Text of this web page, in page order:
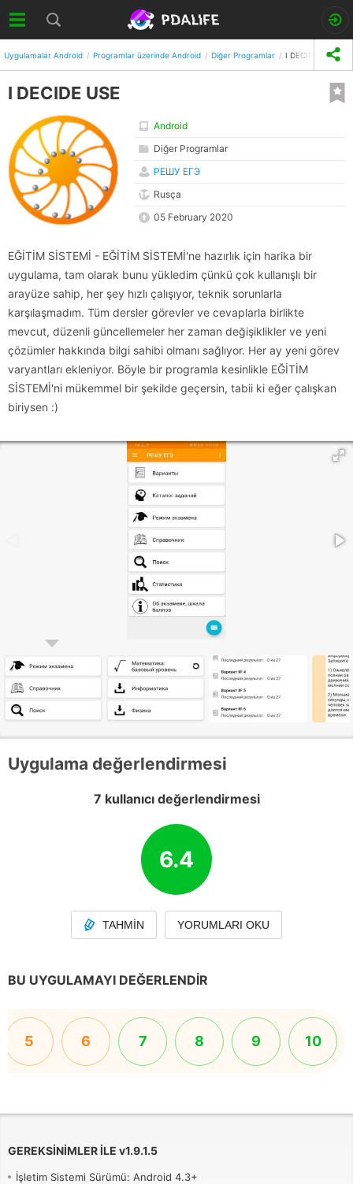
Uygulamalar Android Programlar üzerinde Android Diğer Programlar I DECIDE USE
I DECIDE USE
Android
Diğer Programlar
РЕШУ ЕГЭ
Rusça
05 February 2020
EĞİTİM SİSTEMİ - EĞİTİM SİSTEMİ'ne hazırlık için harika bir
uygulama, tam olarak bunu yükledim çünkü çok kullanışlı bir
arayüze sahip, her şey hızlı çalışıyor, teknik sorunlarla
karşılaşmadım. Tüm dersler görevler ve cevaplarla birlikte
mevcut, düzenli güncellemeler her zaman değişiklikler ve yeni
çözümler hakkında bilgi sahibi olmanı sağlıyor. Her ay yeni görev
varyantları ekleniyor. Böyle bir programla kesinlikle EĞİTİM
SİSTEMİ'ni mükemmel bir şekilde geçersin, tabii ki eğer çalışkan
biriysen :)
Uygulama değerlendirmesi
7 kullanıcı değerlendirmesi
6.4
TAHMIN YORUMLARI OKU
BU UYGULAMAYI DEĞERLENDIR
5 6 7 8 9 10
GEREKSINIMLER ILE v1.9.1.5
İşletim Sistemi Sürümü: Android 4.3+